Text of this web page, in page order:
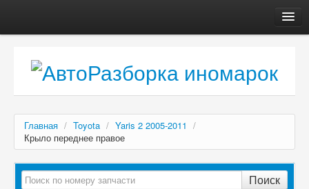
Автосервис
Как купить
Главная / Toyota / Yaris 2 2005-2011 /
Крыло переднее правое
Поиск